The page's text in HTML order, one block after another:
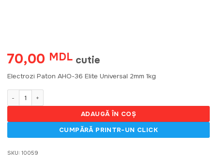
70,00 MDL cutie
Electrozi Paton АНО-36 Elite Universal 2mm 1kg
ADAUGĂ ÎN COȘ
SKU: 10059